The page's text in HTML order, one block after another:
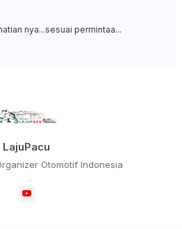
nya...sesuai permintaa...
LajuPacu
Otomotif Indonesia